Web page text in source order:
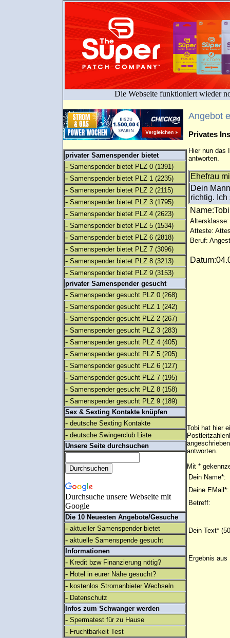
Die Webseite funktioniert wieder
privater Samenspender bietet
- Samenspender bietet PLZ 0 (1391)
- Samenspender bietet PLZ 1 (2235)
- Samenspender bietet PLZ 2 (2115)
- Samenspender bietet PLZ 3 (1795)
- Samenspender bietet PLZ 4 (2623)
- Samenspender bietet PLZ 5 (1534)
- Samenspender bietet PLZ 6 (2818)
- Samenspender bietet PLZ 7 (3096)
- Samenspender bietet PLZ 8 (3213)
- Samenspender bietet PLZ 9 (3153)
privater Samenspender gesucht
- Samenspender gesucht PLZ 0 (268)
- Samenspender gesucht PLZ 1 (242)
- Samenspender gesucht PLZ 2 (267)
- Samenspender gesucht PLZ 3 (283)
- Samenspender gesucht PLZ 4 (405)
- Samenspender gesucht PLZ 5 (205)
- Samenspender gesucht PLZ 6 (127)
- Samenspender gesucht PLZ 7 (195)
- Samenspender gesucht PLZ 8 (158)
- Samenspender gesucht PLZ 9 (189)
Sex & Sexting Kontakte knüpfen
- deutsche Sexting Kontakte
- deutsche Swingerclub Liste
Unsere Seite durchsuchen
Durchsuche unsere Webseite mit
Google
Die 10 Neuesten Angebote/Gesuche
- aktueller Samenspender bietet
- aktuelle Samenspende gesucht
Informationen
- Kredit bzw Finanzierung nötig?
- Hotel in eurer Nähe gesucht?
- kostenlos Stromanbieter Wechseln
- Datenschutz
Infos zum Schwanger werden
- Spermatest für zu Hause
- Fruchtbarkeit Test
Angebot
Privates
Hier nun das
antworten.
Ehefrau
Dein
richtig. Ich
Altersklasse:
Atteste:
Beruf:
Tobi hat hier
antworten.
Mit *
Dein Name*:
Deine EMail*:
Betreff:
Dein Text*
Ergebnis aus